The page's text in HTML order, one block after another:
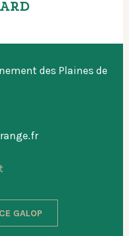
des Plaines de
GALOP